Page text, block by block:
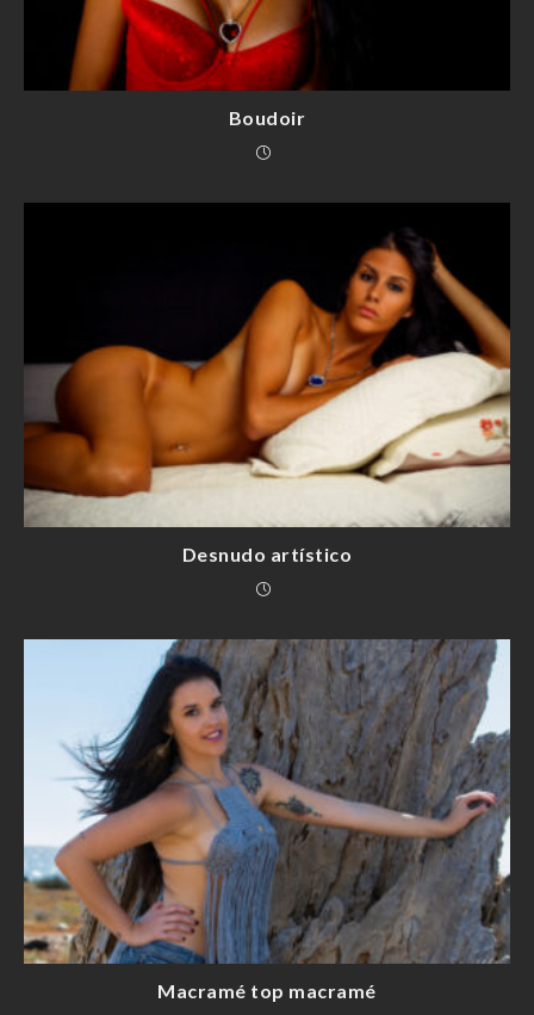
Boudoir
Desnudo artístico
Macramé top macramé